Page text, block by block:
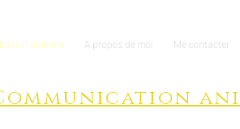
animale A propos de moi Me contacter